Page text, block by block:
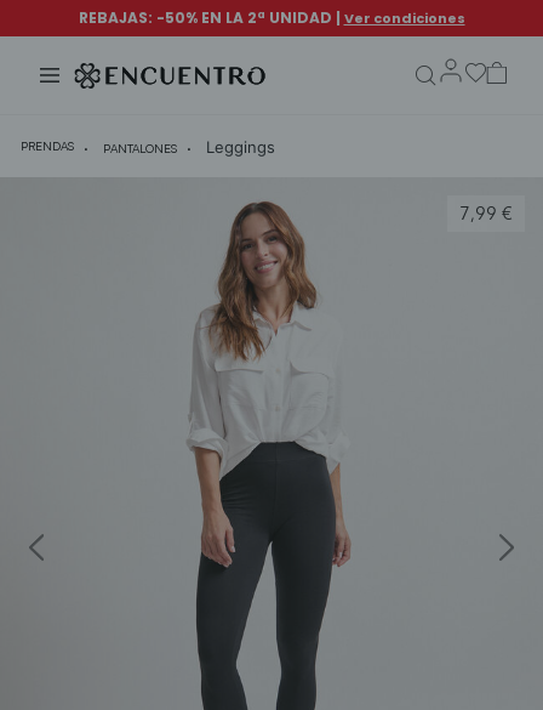
PRENDAS PANTALONES Leggings
7,99 €